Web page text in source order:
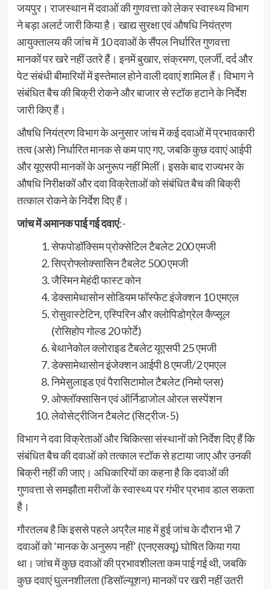
जयपुर। राजस्थान में दवाओं की गुणवत्ता को लेकर स्वास्थ्य विभाग
ने बड़ा अलर्ट जारी किया है। खाद्य सुरक्षा एवं औषधि नियंत्रण
आयुक्तालय की जांच में 10 दवाओं के सैंपल निर्धारित गुणवत्ता
मानकों पर खरे नहीं उतरे हैं। इनमें बुखार, संक्रमण, एलर्जी, दर्द और
पेट संबंधी बीमारियों में इस्तेमाल होने वाली दवाएं शामिल हैं। विभाग ने
संबंधित बैच की बिक्री रोकने और बाजार से स्टॉक हटाने के निर्देश
जारी किए हैं।
औषधि नियंत्रण विभाग के अनुसार जांच में कई दवाओं में प्रभावकारी
तत्व (असे) निर्धारित मानक से कम पाए गए, जबकि कुछ दवाएं आईपी
और यूएसपी मानकों के अनुरूप नहीं मिलीं। इसके बाद राज्यभर के
औषधि निरीक्षकों और दवा विक्रेताओं को संबंधित बैच की बिक्री
तत्काल रोकने के निर्देश दिए हैं।
जांच में अमानक पाई गई दवाएं:-
सेफपोडॉक्सिम प्रोक्सेटिल टैबलेट 200 एमजी
सिप्रोफ्लोक्सासिन टैबलेट 500 एमजी
जैस्मिन मेहंदी फास्ट कोन
डेक्सामेथासोन सोडियम फॉस्फेट इंजेक्शन 10 एमएल
रोसुवास्टेटिन, एस्पिरिन और क्लोपिडोग्रेल कैप्सूल
(रोसिहोप गोल्ड 20 फोर्टे)
बेथानेकोल क्लोराइड टैबलेट यूएसपी 25 एमजी
डेक्सामेथासोन इंजेक्शन आईपी 8 एमजी/2 एमएल
निमेसुलाइड एवं पैरासिटामोल टैबलेट (निमो प्लस)
ओफ्लॉक्सासिन एवं ऑर्निडाजोल ओरल सस्पेंशन
लेवोसेट्रीजिन टैबलेट (सिट्रीज-5)
विभाग ने दवा विक्रेताओं और चिकित्सा संस्थानों को निर्देश दिए हैं कि
संबंधित बैच की दवाओं को तत्काल स्टॉक से हटाया जाए और उनकी
बिक्री नहीं की जाए। अधिकारियों का कहना है कि दवाओं की
गुणवत्ता से समझौता मरीजों के स्वास्थ्य पर गंभीर प्रभाव डाल सकता
है।
गौरतलब है कि इससे पहले अप्रैल माह में हुई जांच के दौरान भी 7
दवाओं को ‘मानक के अनुरूप नहीं’ (एनएसक्यू) घोषित किया गया
था। जांच में कुछ दवाओं की प्रभावशीलता कम पाई गई थी, जबकि
कुछ दवाएं घुलनशीलता (डिसॉल्यूशन) मानकों पर खरी नहीं उतरी